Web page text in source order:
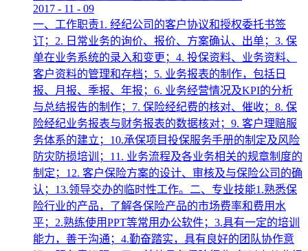
2017 - 11 - 09
一、工作职责1. 经纪公司的客户协议和授权委托书签
订；2. 日常业务的询价、报价、方案确认、出单；3. 保
单在业务系统的录入和变更；4. 投保资料、业务资料、
客户资料的管理和存档；5. 业务报表的制作，包括日
报、月报、季报、年报；6. 业务经营情况及KPI的分析
与总结报告的制作；7. 保险经纪费的核对、催收；8. 保
险经纪业务报表与财务报表的数据核对；9. 客户理赔服
务体系的建立；10.承保项目投保服务手册的制定及风险
防灾防损培训；11. 业务流程及各业务相关的规章制度的
制定；12. 客户保险方案的设计、审核及与保险公司的确
认；13.领导交办的临时性工作。二、专业技能1.熟悉保
险行业的产品，了解各保险产品的市场费率和费用水
平；2.熟练使用PPT等常用办公软件；3.具有一定的培训
能力，善于沟通；4.勤奋踏实，具有良好的团队协作意